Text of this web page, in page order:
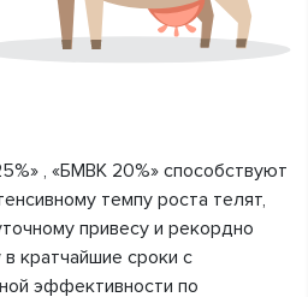
, «БМВК 20%» способствуют
темпу роста телят,
привесу и рекордно
кратчайшие сроки с
эффективности по